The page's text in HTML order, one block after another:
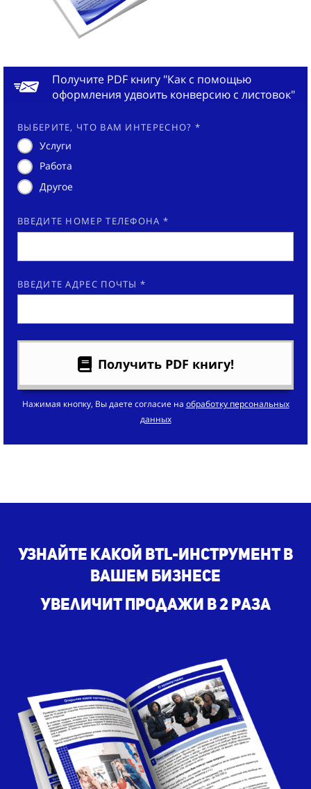
Получите PDF книгу "Как с помощью
оформления удвоить конверсию с листовок"
ВЫБЕРИТЕ, ЧТО ВАМ ИНТЕРЕСНО? *
Услуги
Работа
Другое
ВВЕДИТЕ НОМЕР ТЕЛЕФОНА *
ВВЕДИТЕ АДРЕС ПОЧТЫ *
Получить PDF книгу!
Нажимая кнопку, Вы даете согласие на обработку персональных
данных
Узнайте какой BTL-инструмент в
вашем бизнесе
увеличит продажи в 2 раза